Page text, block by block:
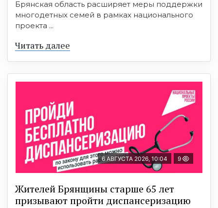
Брянская область расширяет меры поддержки
многодетных семей в рамках национального
проекта ...
Читать далее
6 АВГУСТА 2026, 10:04 9
Жителей Брянщины старше 65 лет
призывают пройти диспансеризацию